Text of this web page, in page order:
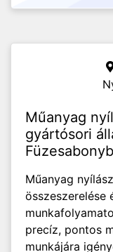
Műanyag
gyártósori
Műanyag
összeszerelése
precíz, pontos
munkájára